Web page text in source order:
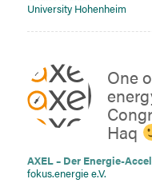
University Hohenheim
One
Haq
AXEL – Der Energie-
fokus.energie e.V.